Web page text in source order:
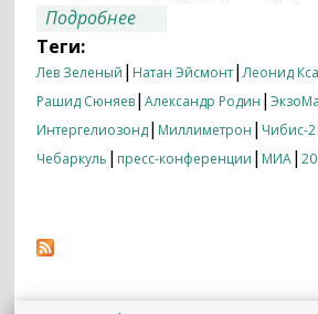
Подробнее
Теги:
Лев Зеленый | Натан Эйсмонт|Леонид
Рашид Сюняев|Александр Родин |
Интергелиозонд| Миллиметрон | Чибис-2
Чебаркуль | пресс-конференции | МИА|